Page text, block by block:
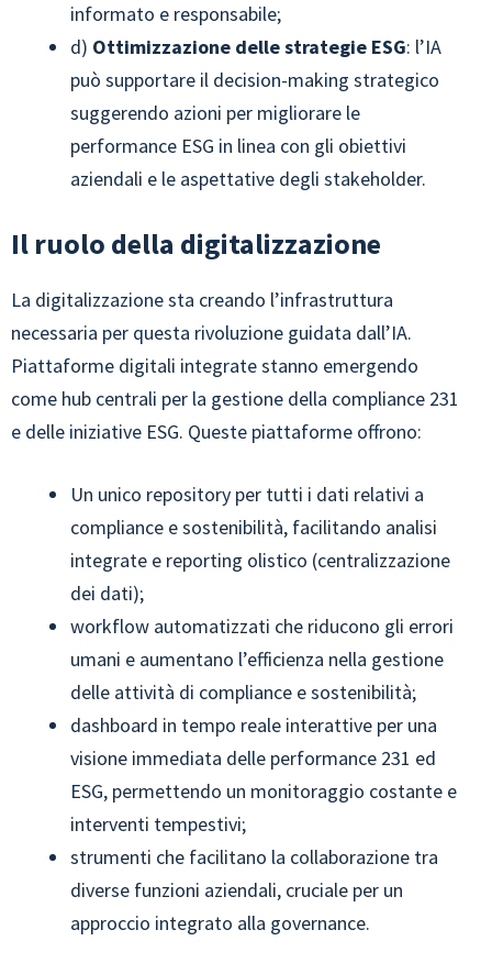
informato e responsabile;
d) Ottimizzazione delle strategie ESG: l’IA
può supportare il decision-making strategico
suggerendo azioni per migliorare le
performance ESG in linea con gli obiettivi
aziendali e le aspettative degli stakeholder.
Il ruolo della digitalizzazione
La digitalizzazione sta creando l’infrastruttura
necessaria per questa rivoluzione guidata dall’IA.
Piattaforme digitali integrate stanno emergendo
come hub centrali per la gestione della compliance 231
e delle iniziative ESG. Queste piattaforme offrono:
Un unico repository per tutti i dati relativi a
compliance e sostenibilità, facilitando analisi
integrate e reporting olistico (centralizzazione
dei dati);
workflow automatizzati che riducono gli errori
umani e aumentano l’efficienza nella gestione
delle attività di compliance e sostenibilità;
dashboard in tempo reale interattive per una
visione immediata delle performance 231 ed
ESG, permettendo un monitoraggio costante e
interventi tempestivi;
strumenti che facilitano la collaborazione tra
diverse funzioni aziendali, cruciale per un
approccio integrato alla governance.